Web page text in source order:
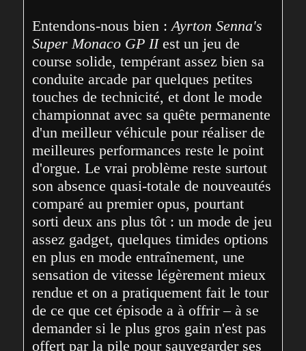
Entendons-nous bien : Ayrton Senna's
Super Monaco GP II est un jeu de
course solide, tempérant assez bien sa
conduite arcade par quelques petites
touches de technicité, et dont le mode
championnat avec sa quête permanente
d'un meilleur véhicule pour réaliser de
meilleures performances reste le point
d'orgue. Le vrai problème reste surtout
son absence quasi-totale de nouveautés
comparé au premier opus, pourtant
sorti deux ans plus tôt : un mode de jeu
assez gadget, quelques timides options
en plus en mode entraînement, une
sensation de vitesse légèrement mieux
rendue et on a pratiquement fait le tour
de ce que cet épisode a à offrir – à se
demander si le plus gros gain n'est pas
offert par la pile pour sauvegarder ses